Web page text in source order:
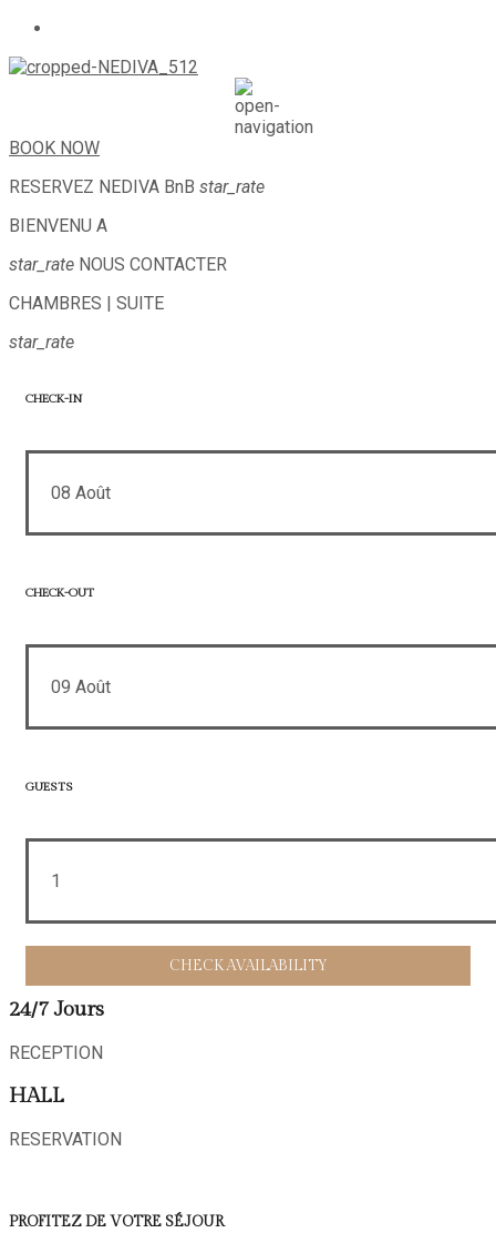
BOOK NOW
RESERVEZ NEDIVA BnB star_rate
BIENVENU A
star_rate NOUS CONTACTER
CHAMBRES | SUITE
star_rate
CHECK-IN
08 Août
CHECK-OUT
09 Août
GUESTS
1
24/7 Jours
RECEPTION
HALL
RESERVATION
PROFITEZ DE VOTRE SÉJOUR